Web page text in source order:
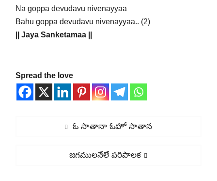
Na goppa devudavu nivenayyaa
Bahu goppa devudavu nivenayyaa.. (2)
|| Jaya Sanketamaa ||
Spread the love
Previous
ఓ సాతానా ఓహో సాతాన
Next
జగములనేలే పరిపాలక